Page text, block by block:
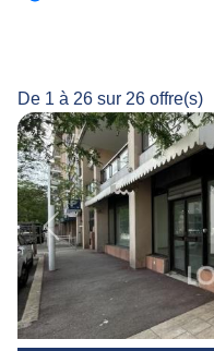
De 1 à 26 sur 26 offre(s)
Previous